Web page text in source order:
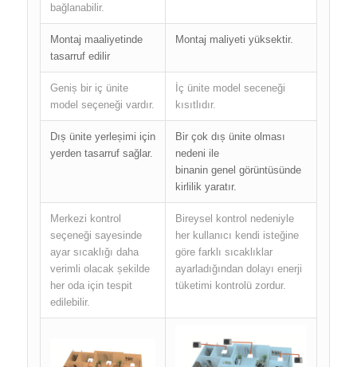
bağlanabilir.
Montaj maaliyetinde
tasarruf edilir
Montaj maliyeti yüksektir.
Geniș bir iç ünite
model seçeneği vardır.
İç ünite model seceneği
kısıtlıdır.
Dıș ünite yerleșimi için
yerden tasarruf sağlar.
Bir çok dıș ünite olması
nedeni ile
binanin genel görüntüsünde
kirlilik yaratır.
Merkezi kontrol
seçeneği sayesinde
ayar sıcaklığı daha
verimli olacak șekilde
her oda için tespit
edilebilir.
Bireysel kontrol nedeniyle
her kullanıcı kendi isteğine
göre farklı sıcaklıklar
ayarladığından dolayı enerji
tüketimi kontrolü zordur.